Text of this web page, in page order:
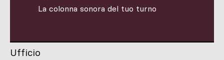
La colonna sonora del tuo turno
Ufficio